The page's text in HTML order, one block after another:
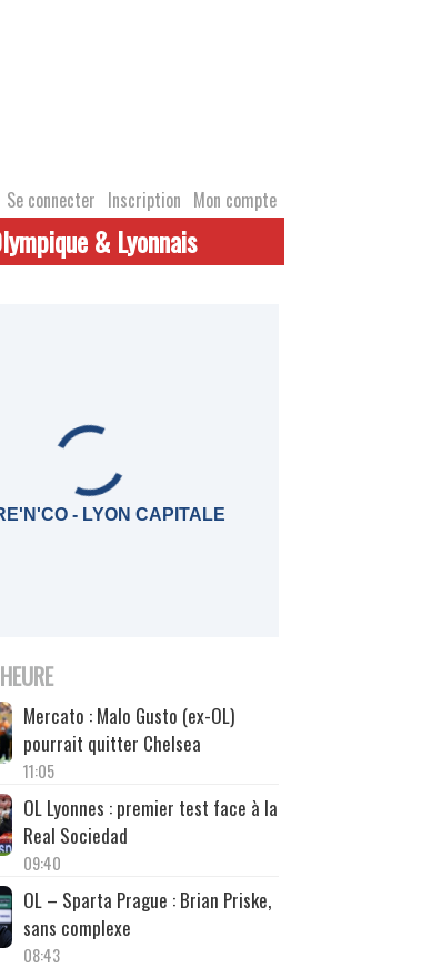
Se connecter Inscription Mon compte
& Lyonnais
- LYON CAPITALE
Mercato : Malo Gusto (ex-OL)
pourrait quitter Chelsea
11:05
OL Lyonnes : premier test face à la
Real Sociedad
09:40
OL – Sparta Prague : Brian Priske,
sans complexe
08:43